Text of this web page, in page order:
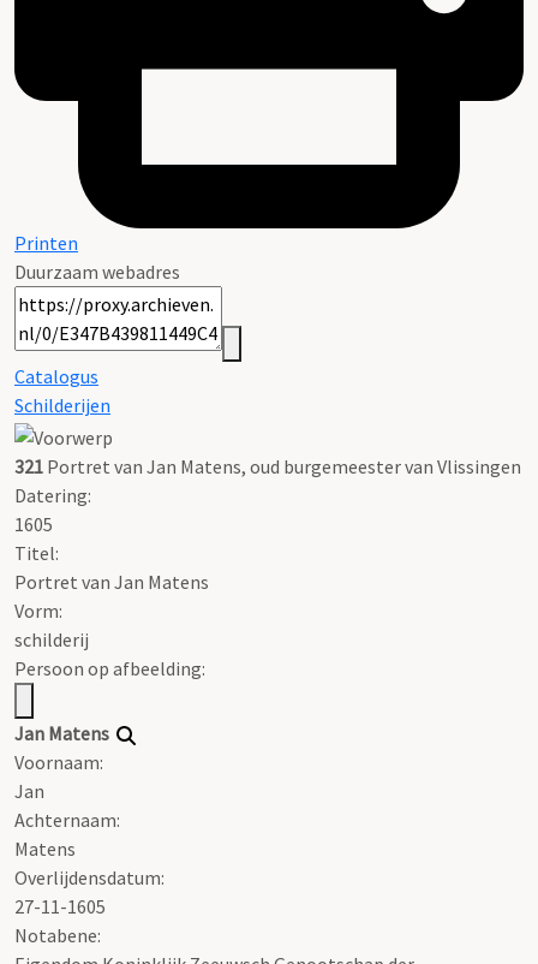
Printen
Duurzaam webadres
Catalogus
Schilderijen
321 Portret van Jan Matens, oud burgemeester van Vlissingen
Datering:
1605
Titel:
Portret van Jan Matens
Vorm:
schilderij
Persoon op afbeelding:
Jan Matens
Voornaam:
Jan
Achternaam:
Matens
Overlijdensdatum:
27-11-1605
Notabene: